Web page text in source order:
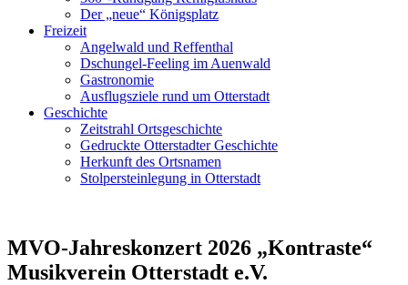
Der „neue“ Königsplatz
Freizeit
Angelwald und Reffenthal
Dschungel-Feeling im Auenwald
Gastronomie
Ausflugsziele rund um Otterstadt
Geschichte
Zeitstrahl Ortsgeschichte
Gedruckte Otterstadter Geschichte
Herkunft des Ortsnamen
Stolpersteinlegung in Otterstadt
MVO-Jahreskonzert 2026 „Kontraste“
Musikverein Otterstadt e.V.